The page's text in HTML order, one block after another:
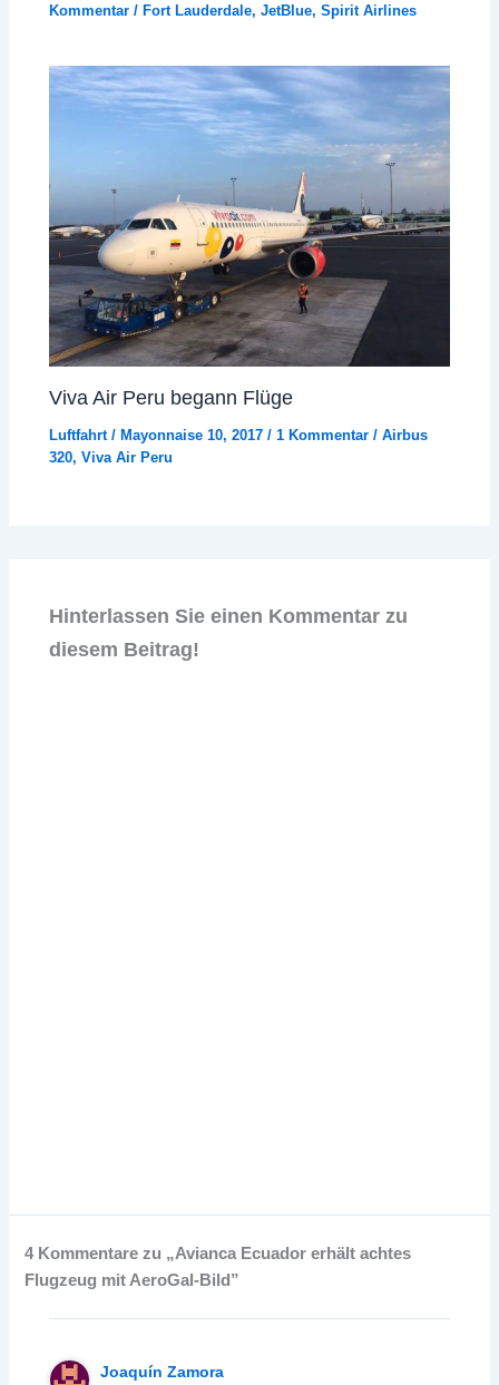
Kommentar / Fort Lauderdale,JetBlue,Spirit Airlines
Viva Air Peru begann Flüge
Luftfahrt/ Mayonnaise 10, 2017/1 Kommentar /Airbus
320,Viva Air Peru
Hinterlassen Sie einen Kommentar zu
diesem Beitrag!
4 Kommentare zu „Avianca Ecuador erhält achtes
Flugzeug mit AeroGal-Bild”
Joaquín Zamora